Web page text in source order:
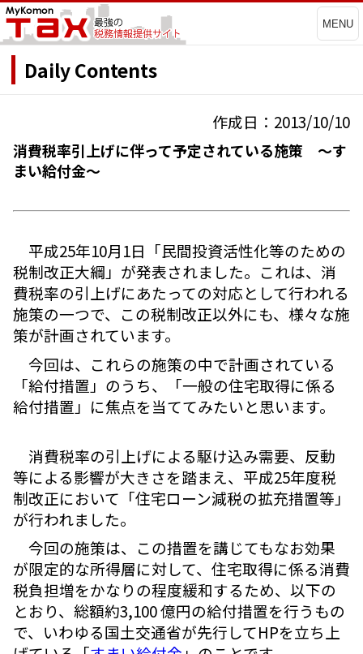
MENU
Daily Contents
作成日：2013/10/10
消費税率引上げに伴って予定されている施策 ～す
まい給付金～
平成25年10月1日「民間投資活性化等のための
税制改正大綱」が発表されました。これは、消
費税率の引上げにあたっての対応として行われる
施策の一つで、この税制改正以外にも、様々な施
策が計画されています。
今回は、これらの施策の中で計画されている
「給付措置」のうち、「一般の住宅取得に係る
給付措置」に焦点を当ててみたいと思います。
消費税率の引上げによる駆け込み需要、反動
等による影響が大きさを踏まえ、平成25年度税
制改正において「住宅ローン減税の拡充措置等」
が行われました。
今回の施策は、この措置を講じてもなお効果
が限定的な所得層に対して、住宅取得に係る消費
税負担増をかなりの程度緩和するため、以下の
とおり、総額約3,100 億円の給付措置を行うもの
で、いわゆる国土交通省が先行してHPを立ち上